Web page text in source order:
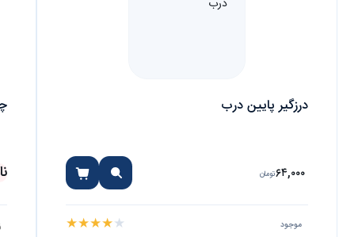
درزگیر پایین درب
۶۴,۰۰۰تومان
موجود ★★★★★